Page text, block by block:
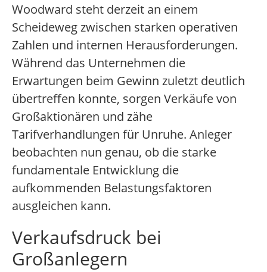
Woodward steht derzeit an einem
Scheideweg zwischen starken operativen
Zahlen und internen Herausforderungen.
Während das Unternehmen die
Erwartungen beim Gewinn zuletzt deutlich
übertreffen konnte, sorgen Verkäufe von
Großaktionären und zähe
Tarifverhandlungen für Unruhe. Anleger
beobachten nun genau, ob die starke
fundamentale Entwicklung die
aufkommenden Belastungsfaktoren
ausgleichen kann.
Verkaufsdruck bei
Großanlegern